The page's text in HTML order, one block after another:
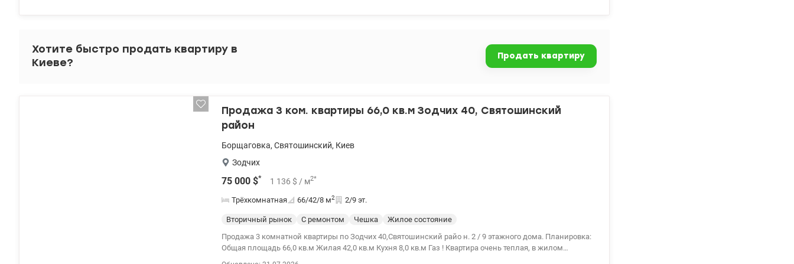
Хотите быстро продать квартиру в
Киеве?
Продать квартиру
Продажа 3 ком. квартиры 66,0 кв.м Зодчих 40, Святошинский
район
Борщаговка, Святошинский, Киев
Зодчих
75 000 $* 1 136 $ / м2*
Трёхкомнатная 66/42/8 м2 2/9 эт.
Вторичный рынок С ремонтом Чешка
Жилое состояние
Продажа 3 комнатной квартиры по Зодчих 40,Святошинский райо н. 2 / 9 этажного дома. Планировка:
Общая площадь 66,0 кв.м Жилая 42,0 кв.м Кухня 8,0 кв.м Газ ! Квартира очень теплая, в жилом